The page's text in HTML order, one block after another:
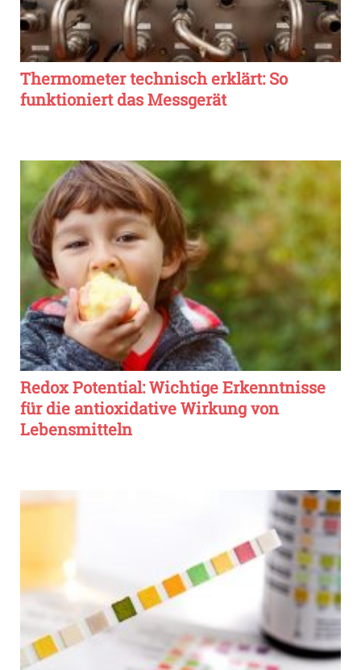
Thermometer technisch erklärt: So
funktioniert das Messgerät
Redox Potential: Wichtige Erkenntnisse
für die antioxidative Wirkung von
Lebensmitteln